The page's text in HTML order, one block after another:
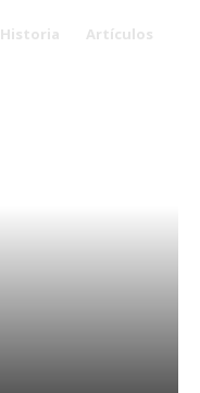
Historia Artículos